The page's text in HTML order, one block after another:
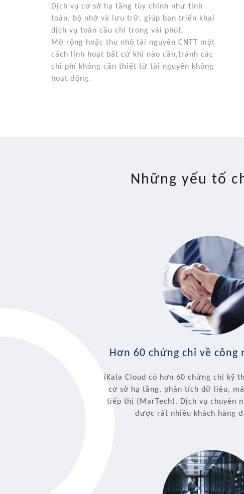
Dịch vụ cơ sở hạ tầng tùy chỉnh như tính
toán, bộ nhớ và lưu trữ, giúp bạn triển khai
dịch vụ toàn cầu chỉ trong vài phút.
Mở rộng hoặc thu nhỏ tài nguyên CNTT một
cách linh hoạt bất cứ khi nào cần,tránh các
chi phí không cần thiết từ tài nguyên không
hoạt động.
Những yếu tố
Hơn 60 chứng chỉ về công
iKala Cloud có hơn 60 chứng chỉ kỹ
cơ sở hạ tầng, phân tích dữ liệu,
tiếp thị (MarTech). Dịch vụ chuyên
được rất nhiều khách hàng